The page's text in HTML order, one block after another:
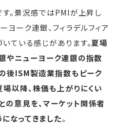
。景況感ではPMIが上昇し
ヨーク連銀、フィラデルフィア
ている感じがあります。夏場
やニューヨーク連銀の指数
後ISM製造業指数もピーク
場以降、株価も上がりにくい
意見を、マーケット関係者
なってきました。